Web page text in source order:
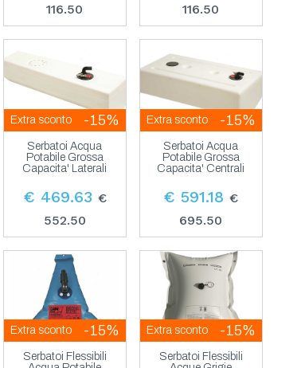
116.50
116.50
Extra sconto -15%
Serbatoi Acqua
Potabile Grossa
Capacita' Laterali
€ 469.63 €
552.50
Extra sconto -15%
Serbatoi Acqua
Potabile Grossa
Capacita' Centrali
€ 591.18 €
695.50
Extra sconto -15%
Serbatoi Flessibili
Extra sconto -15%
Serbatoi Flessibili